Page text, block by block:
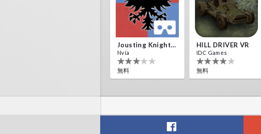
無料
Jousting Knights VR
Nvía
無料
HILL DRIVER VR
IDC Games
無料